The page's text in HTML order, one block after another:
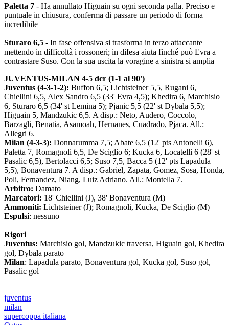
Paletta 7 - Ha annullato Higuain su ogni seconda palla. Preciso e
puntuale in chiusura, conferma di passare un periodo di forma
incredibile
Sturaro 6,5 - In fase offensiva si trasforma in terzo attaccante
mettendo in difficoltà i rossoneri; in difesa aiuta finché può Evra a
contrastare Suso. Con la sua uscita la voragine a sinistra si amplia
JUVENTUS-MILAN 4-5 dcr (1-1 al 90')
Juventus (4-3-1-2): Buffon 6,5; Lichtsteiner 5,5, Rugani 6,
Chiellini 6,5, Alex Sandro 6,5 (33' Evra 4,5); Khedira 6, Marchisio
6, Sturaro 6,5 (34' st Lemina 5); Pjanic 5,5 (22' st Dybala 5,5);
Higuain 5, Mandzukic 6,5. A disp.: Neto, Audero, Coccolo,
Barzagli, Benatia, Asamoah, Hernanes, Cuadrado, Pjaca. All.:
Allegri 6.
Milan (4-3-3): Donnarumma 7,5; Abate 6,5 (12' pts Antonelli 6),
Paletta 7, Romagnoli 6,5, De Sciglio 6; Kucka 6, Locatelli 6 (28' st
Pasalic 6,5), Bertolacci 6,5; Suso 7,5, Bacca 5 (12' pts Lapadula
5,5), Bonaventura 7. A disp.: Gabriel, Zapata, Gomez, Sosa, Honda,
Poli, Fernandez, Niang, Luiz Adriano. All.: Montella 7.
Arbitro: Damato
Marcatori: 18' Chiellini (J), 38' Bonaventura (M)
Ammoniti: Lichtsteiner (J); Romagnoli, Kucka, De Sciglio (M)
Espulsi: nessuno
Rigori
Juventus: Marchisio gol, Mandzukic traversa, Higuain gol, Khedira
gol, Dybala parato
Milan: Lapadula parato, Bonaventura gol, Kucka gol, Suso gol,
Pasalic gol
juventus
milan
supercoppa italiana